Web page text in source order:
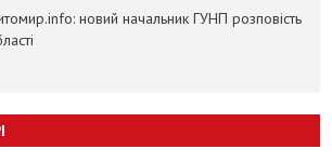
новий начальник ГУНП розповість